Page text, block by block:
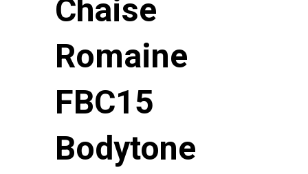
Chaise
Romaine
FBC15
Bodytone